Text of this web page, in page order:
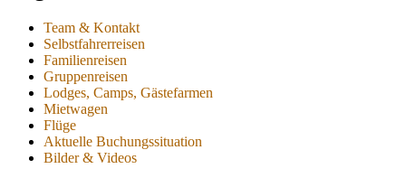
Team & Kontakt
Selbstfahrerreisen
Familienreisen
Gruppenreisen
Lodges, Camps, Gästefarmen
Mietwagen
Flüge
Aktuelle Buchungssituation
Bilder & Videos